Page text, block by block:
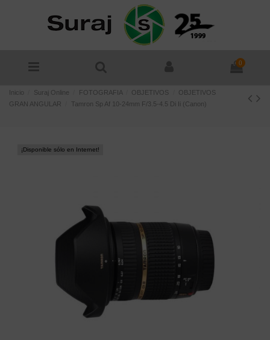
0
Inicio Suraj Online FOTOGRAFIA OBJETIVOS
OBJETIVOS
GRAN ANGULAR
Tamron Sp Af 10-24mm F/3.5-4.5 Di Ii (Canon)
¡Disponible sólo en Internet!